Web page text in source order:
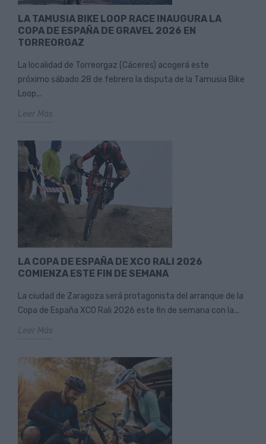
LA TAMUSIA BIKE LOOP RACE INAUGURA LA
COPA DE ESPAÑA DE GRAVEL 2026 EN
TORREORGAZ
La localidad de Torreorgaz (Cáceres) acogerá este
próximo sábado 28 de febrero la disputa de la Tamusia Bike
Loop...
Leer Más
LA COPA DE ESPAÑA DE XCO RALI 2026
COMIENZA ESTE FIN DE SEMANA
La ciudad de Zaragoza será protagonista del arranque de la
Copa de España XCO Rali 2026 este fin de semana con la...
Leer Más